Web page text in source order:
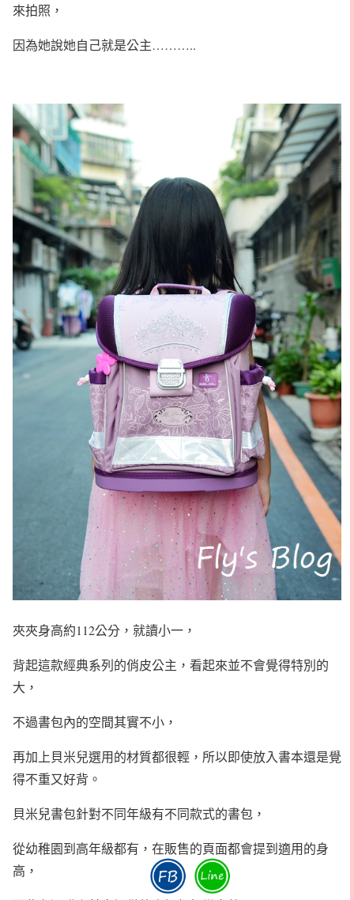
來拍照，
因為她說她自己就是公主………..
夾夾身高約112公分，就讀小一，
背起這款經典系列的俏皮公主，看起來並不會覺得特別的
大，
不過書包內的空間其實不小，
再加上貝米兒選用的材質都很輕，所以即使放入書本還是覺
得不重又好背。
貝米兒書包針對不同年級有不同款式的書包，
從幼稚園到高年級都有，在販售的頁面都會提到適用的身
高，